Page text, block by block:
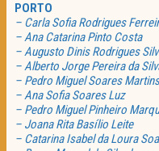
PORTO
– Carla Sofia Rodrigues
– Ana Catarina Pinto Costa
– Augusto Dinis Rodrigues
– Alberto Jorge Pereira da
– Pedro Miguel Soares Martins
– Ana Sofia Soares Luz
– Pedro Miguel Pinheiro
– Joana Rita Basílio Leite
– Catarina Isabel da Loura